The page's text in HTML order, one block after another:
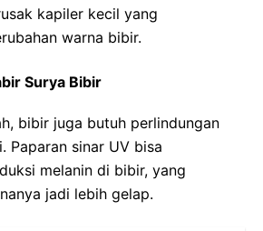
kapiler kecil yang
warna bibir.
Surya Bibir
bibir juga butuh perlindungan
Paparan sinar UV bisa
melanin di bibir, yang
jadi lebih gelap.